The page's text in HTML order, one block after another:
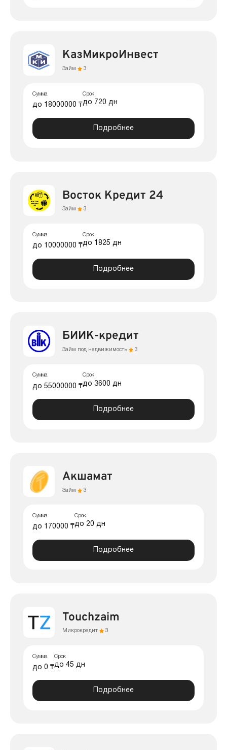
КазМикроИнвест
Займ 3
Сумма
до 18000000 ₸
Срок
до 720 дн
Подробнее
Восток Кредит 24
Займ 3
Сумма
до 10000000 ₸
Срок
до 1825 дн
Подробнее
БИИК-кредит
Займ под недвижимость 3
Сумма
до 55000000 ₸
Срок
до 3600 дн
Подробнее
Акшамат
Займ 3
Сумма
до 170000 ₸
Срок
до 20 дн
Подробнее
Touchzaim
Микрокредит 3
Сумма
до 0 ₸
Срок
до 45 дн
Подробнее